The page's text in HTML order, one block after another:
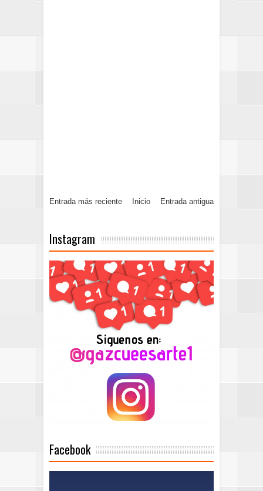
Entrada más reciente Entrada antigua
Inicio
Instagram
Facebook